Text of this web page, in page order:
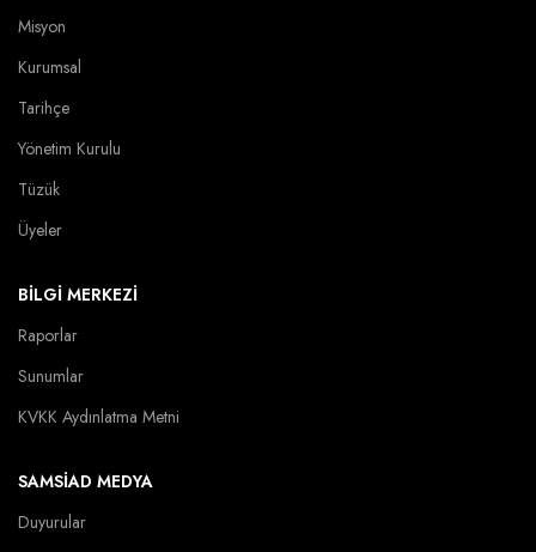
Misyon
Kurumsal
Tarihçe
Yönetim Kurulu
Tüzük
Üyeler
BİLGİ MERKEZİ
Raporlar
Sunumlar
KVKK Aydınlatma Metni
SAMSİAD MEDYA
Duyurular